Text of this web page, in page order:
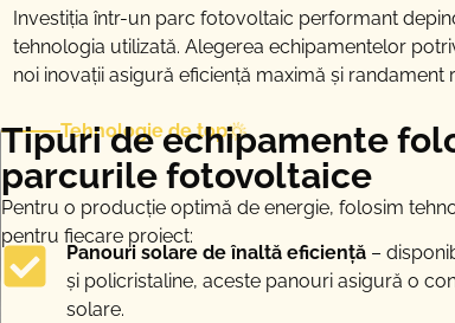
Investiția într-un parc fotovoltaic performant
tehnologia utilizată. Alegerea echipamentelor
noi inovații asigură eficiență maximă și randament
Tehnologie de top
Tipuri de echipamente
parcurile fotovoltaice
Pentru o producție optimă de energie, folosim
pentru fiecare proiect:
Panouri solare de înaltă eficiență –
și policristaline, aceste panouri asigură o
solare.